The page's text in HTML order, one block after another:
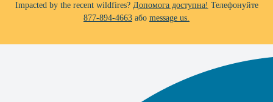
Facing foreclosure?Допомога доступна!Телефонуйте877-894-4663
абоmessage us.
Be aware of scams: WHRC does not make unsolicited phone calls and will
If you receive a suspicious call claiming to be from WHRC, please contact
877-894-4663.